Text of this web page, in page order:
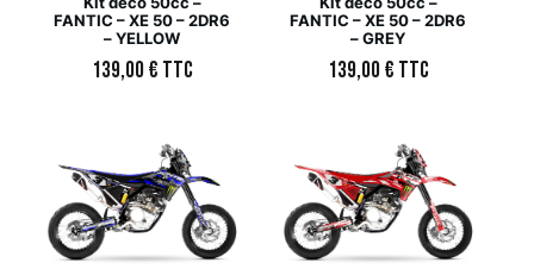
FANTIC – XE 50 – 2DR6
– YELLOW
139,00€ TTC
FANTIC – XE 50 – 2DR6
– GREY
139,00€ TTC